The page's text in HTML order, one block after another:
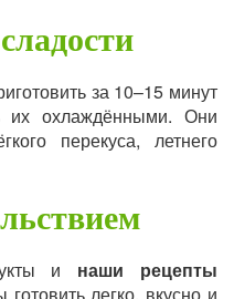
за 10–15 минут
их охлаждёнными. Они
перекуса, летнего
и наши рецепты